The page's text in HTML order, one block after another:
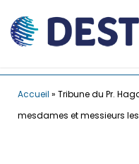
Accueil » Tribune du Pr.
mesdames et messieurs